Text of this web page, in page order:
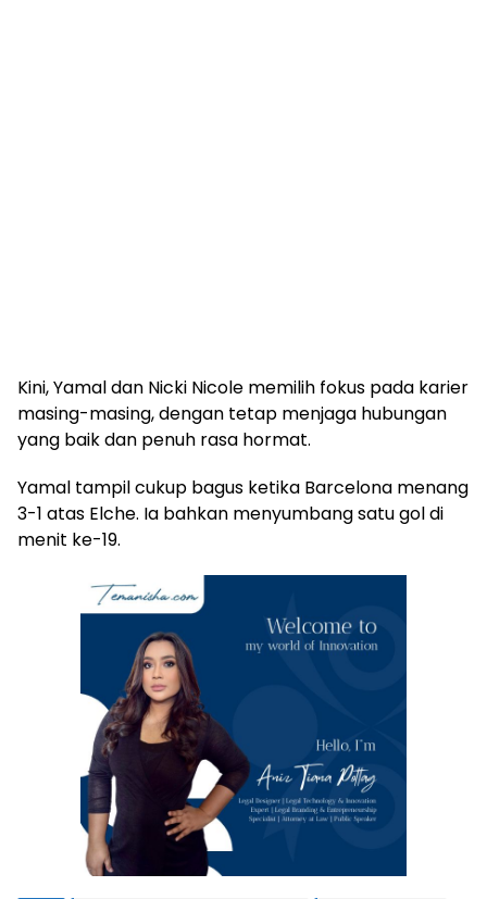
Kini, Yamal dan Nicki Nicole memilih fokus pada karier
masing-masing, dengan tetap menjaga hubungan
yang baik dan penuh rasa hormat.
Yamal tampil cukup bagus ketika Barcelona menang
3-1 atas Elche. Ia bahkan menyumbang satu gol di
menit ke-19.